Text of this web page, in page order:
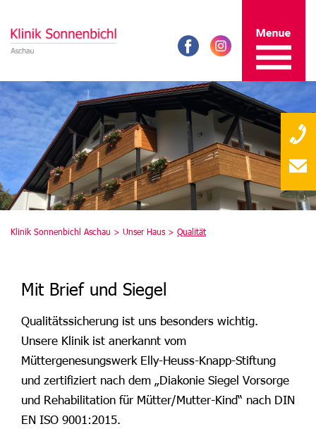
Klinik Sonnenbichl Aschau > Unser Haus > Qualität
Mit Brief und Siegel
Qualitätssicherung ist uns besonders wichtig.
Unsere Klinik ist anerkannt vom
Müttergenesungswerk Elly-Heuss-Knapp-Stiftung
und zertifiziert nach dem „Diakonie Siegel Vorsorge
und Rehabilitation für Mütter/Mutter-Kind“ nach DIN
EN ISO 9001:2015.